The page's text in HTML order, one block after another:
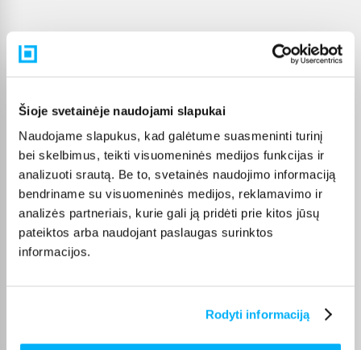
Šioje svetainėje naudojami slapukai
Naudojame slapukus, kad galėtume suasmeninti turinį
bei skelbimus, teikti visuomeninės medijos funkcijas ir
analizuoti srautą. Be to, svetainės naudojimo informaciją
bendriname su visuomeninės medijos, reklamavimo ir
analizės partneriais, kurie gali ją pridėti prie kitos jūsų
pateiktos arba naudojant paslaugas surinktos
informacijos.
Rodyti informaciją
Pirkėjų atsiliepimai apie prekes
Renata B.
Patvirtintas pirkėjas
Užsakymas atėjo greitai. Viskas sklandžiai.
Jolita P.
Patvirtintas pirkėjas
Kokybiškas ir geras produktas